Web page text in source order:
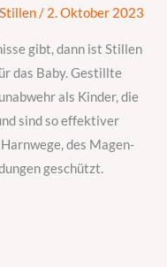
Stillen/ 2. Oktober 2023
gibt, dann ist Stillen
das Baby. Gestillte
als Kinder, die
sind so effektiver
des Magen-
geschützt.